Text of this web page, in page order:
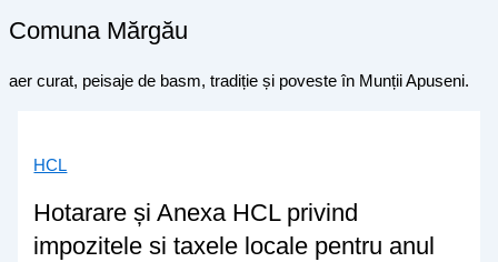
Comuna Mărgău
aer curat, peisaje de basm, tradiție și poveste în Munții Apuseni.
HCL
Hotarare și Anexa HCL privind
impozitele si taxele locale pentru anul